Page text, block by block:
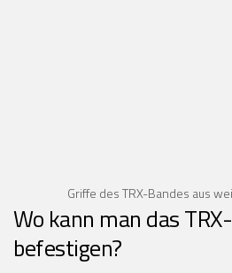
Griffe des TRX-Bandes aus
Wo kann man das
befestigen?